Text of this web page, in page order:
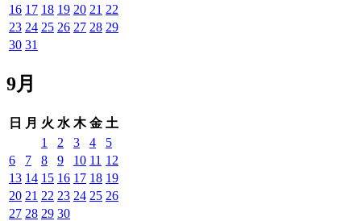
16 17 18 19 20 21 22
23 24 25 26 27 28 29
30 31
9月
日 月 火 水 木 金 土
1
2 3 4
5
6
7 8 9 10 11 12
13 14 15 16 17 18 19
20 21 22 23 24 25 26
27 28 29 30